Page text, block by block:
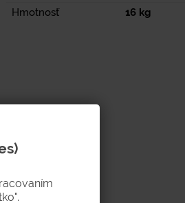
Hmotnosť
16 kg